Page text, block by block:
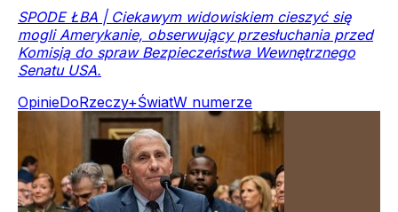
SPODE ŁBA | Ciekawym widowiskiem cieszyć się
mogli Amerykanie, obserwujący przesłuchania przed
Komisją do spraw Bezpieczeństwa Wewnętrznego
Senatu USA.
OpinieDoRzeczy+ŚwiatW numerze